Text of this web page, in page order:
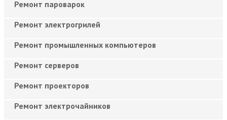
Ремонт пароварок
Ремонт электрогрилей
Ремонт промышленных компьютеров
Ремонт серверов
Ремонт проекторов
Ремонт электрочайников